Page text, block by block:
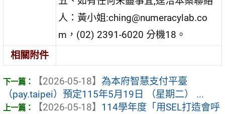
人：黃小姐:ching@numeracylab.co
m，(02) 2391-6020 分機18。
相關附件
【2026-05-18】 為本府智慧支付平臺
（pay.taipei）預定115年5月19日 （星期二） ...
【2026-05-18】 114學年度「用SEL打造會呼